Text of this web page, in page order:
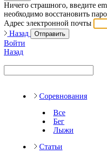
Ничего страшного, введите
необходимо восстановить
Адрес электронной почты
Назад
Отправить
Войти
Назад
Соревнования
Все
Бег
Лыжи
Статьи